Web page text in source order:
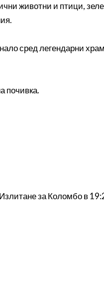
животни и птици,
сред легендарни
почивка.
за Коломбо в